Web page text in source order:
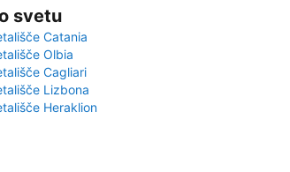
svetu
Catania
Olbia
Cagliari
Lizbona
Heraklion